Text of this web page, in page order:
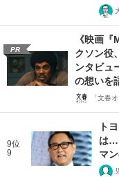
PR
《映画
クソン役
ンタビュ
の想いを
「文春
9位
9
ト
は
マ